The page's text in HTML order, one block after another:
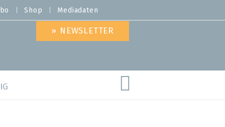
Shop Mediadaten
» NEWSLETTER